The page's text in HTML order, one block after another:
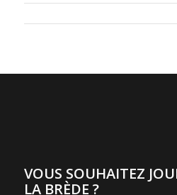
VOUS SOUHAITEZ
LA BRÈDE ?